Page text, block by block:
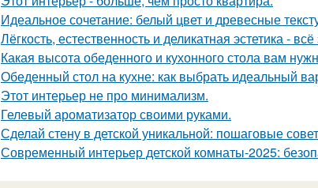
Идеальное сочетание: белый цвет и древесные
Лёгкость, естественность и деликатная эстетика -
Какая высота обеденного и кухонного стола вам
Обеденный стол на кухне: как выбрать идеальный
Этот интерьер не про минимализм.
Гелевый ароматизатор своими руками.
Сделай стену в детской уникальной: пошаговые
Современный интерьер детской комнаты-2025: